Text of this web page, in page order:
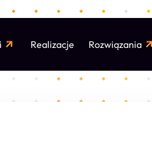
Realizacje Rozwiązania